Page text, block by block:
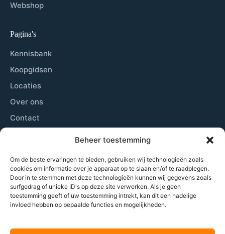
Beheer toestemming
Om de beste ervaringen te bieden, gebruiken wij technologieën zoals
cookies om informatie over je apparaat op te slaan en/of te raadplegen.
Door in te stemmen met deze technologieën kunnen wij gegevens zoals
surfgedrag of unieke ID's op deze site verwerken. Als je geen
toestemming geeft of uw toestemming intrekt, kan dit een nadelige
invloed hebben op bepaalde functies en mogelijkheden.
Webshop
Pagina's
Kennisbank
Koopgidsen
Locaties
Over ons
Contact
Laatste nieuws
Wij plaatsen zowel nieuwsberichten, beschrijven de
beste locaties om padel te spelen, geven tips aan